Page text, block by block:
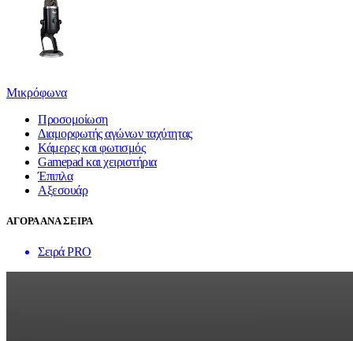
Μικρόφωνα
Προσομοίωση
Διαμορφωτής αγώνων ταχύτητας
Κάμερες και φωτισμός
Gamepad και χειριστήρια
Έπιπλα
Αξεσουάρ
ΑΓΟΡΑ ΑΝΑ ΣΕΙΡΑ
Σειρά PRO